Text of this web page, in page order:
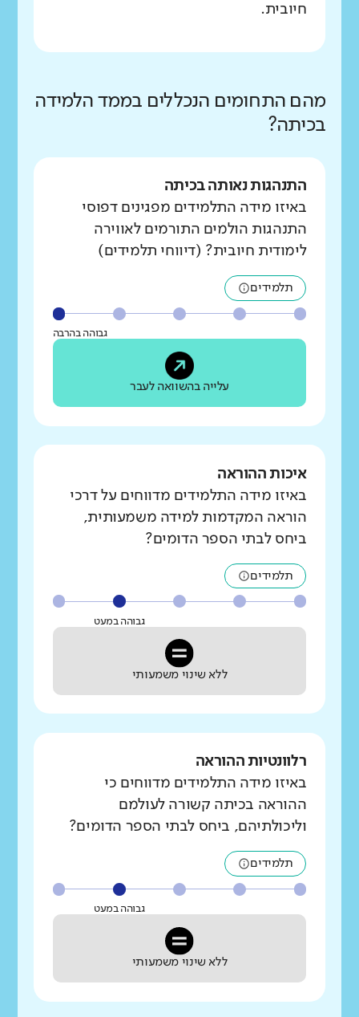
חיובית.
מהם התחומים הנכללים בממד הלמידה
בכיתה?
התנהגות נאותה בכיתה
באיזו מידה התלמידים מפגינים דפוסי
התנהגות הולמים התורמים לאווירה
לימודית חיובית? (דיווחי תלמידים)
תלמידים
גבוהה בהרבה
עלייה בהשוואה לעבר
איכות ההוראה
באיזו מידה התלמידים מדווחים על דרכי
הוראה המקדמות למידה משמעותית,
ביחס לבתי הספר הדומים?
תלמידים
גבוהה במעט
ללא שינוי משמעותי
רלוונטיות ההוראה
באיזו מידה התלמידים מדווחים כי
ההוראה בכיתה קשורה לעולמם
וליכולתיהם, ביחס לבתי הספר הדומים?
תלמידים
גבוהה במעט
ללא שינוי משמעותי